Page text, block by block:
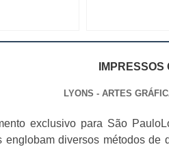
LYONS - ARTES
exclusivo para São
englobam diversos métodos de